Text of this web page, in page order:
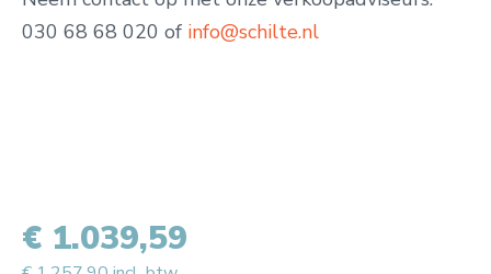
030 68 68 020 of info@schilte.nl
€ 1.039,59